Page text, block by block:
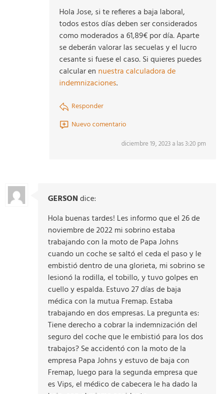
Hola Jose, si te refieres a baja laboral,
todos estos días deben ser considerados
como moderados a 61,89€ por día. Aparte
se deberán valorar las secuelas y el lucro
cesante si fuese el caso. Si quieres puedes
calcular en nuestra calculadora de
indemnizaciones.
Responder
Nuevo comentario
diciembre 19, 2023 a las 3:20 pm
GERSON dice:
Hola buenas tardes! Les informo que el 26 de
noviembre de 2022 mi sobrino estaba
trabajando con la moto de Papa Johns
cuando un coche se saltó el ceda el paso y le
embistió dentro de una glorieta, mi sobrino se
lesionó la rodilla, el tobillo, y tuvo golpes en
cuello y espalda. Estuvo 27 días de baja
médica con la mutua Fremap. Estaba
trabajando en dos empresas. La pregunta es:
Tiene derecho a cobrar la indemnización del
seguro del coche que le embistió para los dos
trabajos? Se accidentó con la moto de la
empresa Papa Johns y estuvo de baja con
Fremap, luego para la segunda empresa que
es Vips, el médico de cabecera le ha dado la